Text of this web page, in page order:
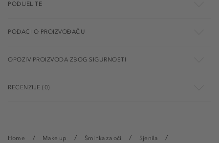
Home Make up Šminka za oči
Sjenila
PODIJELITE
PODACI O PROIZVOĐAČU
OPOZIV PROIZVODA ZBOG SIGURNOSTI
RECENZIJE (0)